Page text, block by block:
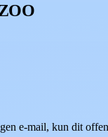
e-mail, kun dit